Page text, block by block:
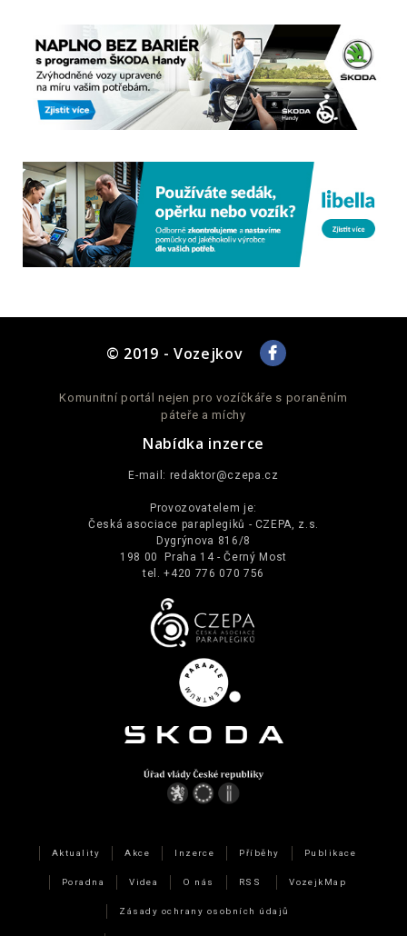
© 2019 - Vozejkov
Komunitní portál nejen pro vozíčkáře s poraněním
páteře a míchy
Nabídka inzerce
E-mail: redaktor@czepa.cz
Provozovatelem je:
Česká asociace paraplegiků - CZEPA, z.s.
Dygrýnova 816/8
198 00 Praha 14 - Černý Most
tel. +420 776 070 756
Aktuality Akce Inzerce Příběhy Publikace
Poradna Videa O nás RSS VozejkMap
Zásady ochrany osobních údajů